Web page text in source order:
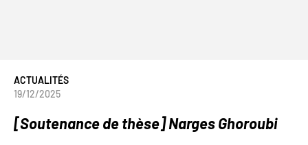
ACTUALITÉS
19/12/2025
[Soutenance de thèse] Narges Ghoroubi